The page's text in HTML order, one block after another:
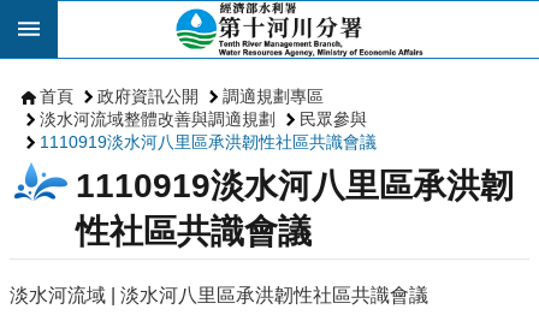
跳到主要內容區塊
首頁 政府資訊公開
調適規劃專區
淡水河流域整體改善與調適規劃
民眾參與
1110919淡水河八里區承洪韌性社區共識會議
1110919淡水河八里區承洪韌
性社區共識會議
淡水河流域 | 淡水河八里區承洪韌性社區共識會議